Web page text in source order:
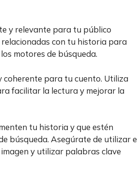
y relevante para tu público
con tu historia para
motores de búsqueda.
coherente para tu cuento. Utiliza
facilitar la lectura y mejorar la
tu historia y que estén
búsqueda. Asegúrate de utilizar
y utilizar palabras clave